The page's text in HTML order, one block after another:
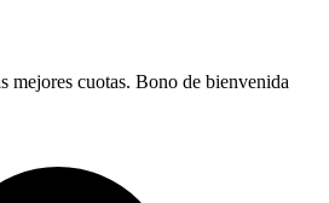
mejores cuotas. Bono de bienvenida